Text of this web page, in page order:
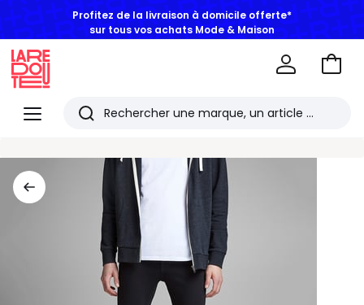
Profitez de la livraison à domicile offerte*
sur tous vos achats Mode & Maison
Menu
Redoute
Rechercher
derniers
articles
consultés
Aller